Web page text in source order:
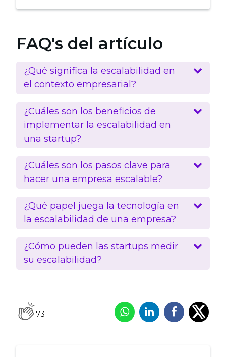
FAQ's del artículo
¿Qué significa la escalabilidad en
el contexto empresarial?
¿Cuáles son los beneficios de
implementar la escalabilidad en
una startup?
¿Cuáles son los pasos clave para
hacer una empresa escalable?
¿Qué papel juega la tecnología en
la escalabilidad de una empresa?
¿Cómo pueden las startups medir
su escalabilidad?
73